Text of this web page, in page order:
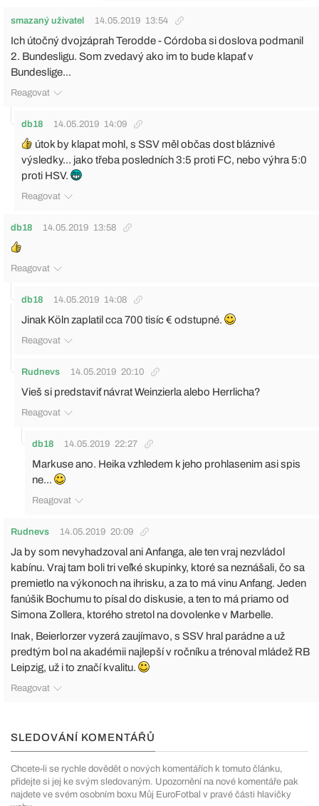
smazaný uživatel 14.05.2019 13:54
Ich útočný dvojzáprah Terodde - Córdoba si doslova podmanil
2. Bundesligu. Som zvedavý ako im to bude klapať v
Bundeslige...
Reagovat
db18 14.05.2019 14:09
útok by klapat mohl, s SSV měl občas dost bláznivé
výsledky... jako třeba posledních 3:5 proti FC, nebo výhra 5:0
proti HSV.
Reagovat
db18 14.05.2019 13:58
Reagovat
db18 14.05.2019 14:08
Jinak Köln zaplatil cca 700 tisíc € odstupné.
Reagovat
Rudnevs 14.05.2019 20:10
Vieš si predstaviť návrat Weinzierla alebo Herrlicha?
Reagovat
db18 14.05.2019 22:27
Markuse ano. Heika vzhledem k jeho prohlasenim asi spis
ne...
Reagovat
Rudnevs 14.05.2019 20:09
Ja by som nevyhadzoval ani Anfanga, ale ten vraj nezvládol
kabínu. Vraj tam boli tri veľké skupinky, ktoré sa neznášali, čo sa
premietlo na výkonoch na ihrisku, a za to má vinu Anfang. Jeden
fanúšik Bochumu to písal do diskusie, a ten to má priamo od
Simona Zollera, ktorého stretol na dovolenke v Marbelle.
Inak, Beierlorzer vyzerá zaujímavo, s SSV hral parádne a už
predtým bol na akadémii najlepší v ročníku a trénoval mládež RB
Leipzig, už i to značí kvalitu.
Reagovat
SLEDOVÁNÍ KOMENTÁŘŮ
Chcete-li se rychle dovědět o nových komentářích k tomuto článku,
přidejte si jej ke svým sledovaným. Upozornění na nové komentáře pak
najdete ve svém osobním boxu Můj EuroFotbal v pravé části hlavičky